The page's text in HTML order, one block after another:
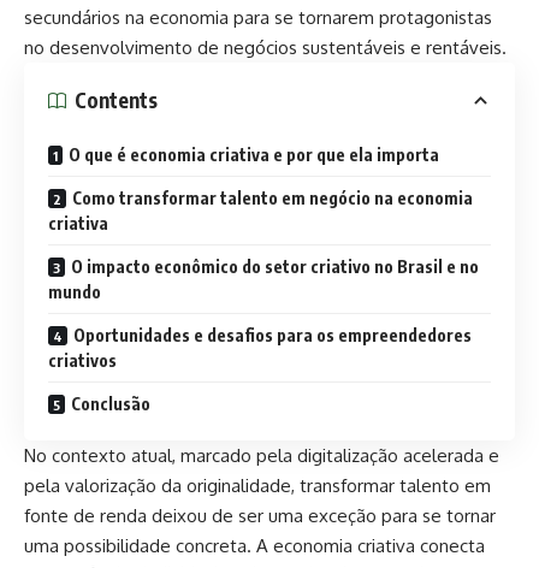
secundários na economia para se tornarem protagonistas
no desenvolvimento de negócios sustentáveis e rentáveis.
Contents
O que é economia criativa e por que ela importa
Como transformar talento em negócio na economia
criativa
O impacto econômico do setor criativo no Brasil e no
mundo
Oportunidades e desafios para os empreendedores
criativos
Conclusão
No contexto atual, marcado pela digitalização acelerada e
pela valorização da originalidade, transformar talento em
fonte de renda deixou de ser uma exceção para se tornar
uma possibilidade concreta. A economia criativa conecta